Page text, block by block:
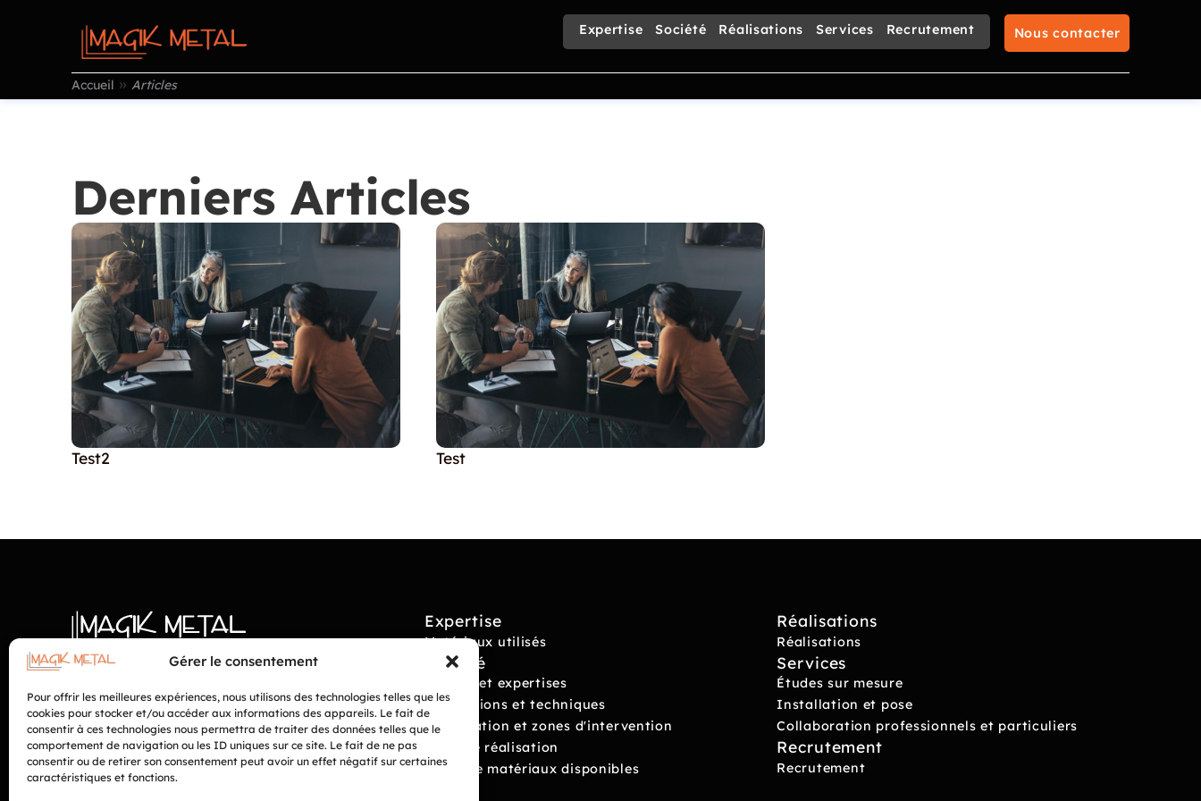
Gérer le consentement
Pour offrir les meilleures expériences, nous utilisons des technologies telles que les
cookies pour stocker et/ou accéder aux informations des appareils. Le fait de
consentir à ces technologies nous permettra de traiter des données telles que le
comportement de navigation ou les ID uniques sur ce site. Le fait de ne pas
consentir ou de retirer son consentement peut avoir un effet négatif sur certaines
caractéristiques et fonctions.
Nous contacter
Expertise Société Réalisations Services Recrutement
Accueil » Articles
Derniers Articles
Test2 Test
© Magik Métal. Tout droit réservés
Politique de confidentialité
Politique de cookies
Conditions d’utilisation
Fabriqué avec ♥ par
Expertise
Matériaux utilisés
Société
Valeurs et expertises
Innovations et techniques
Localisation et zones d'intervention
Délai de réalisation
Types de matériaux disponibles
Réalisations
Réalisations
Services
Études sur mesure
Installation et pose
Collaboration professionnels et particuliers
Recrutement
Recrutement